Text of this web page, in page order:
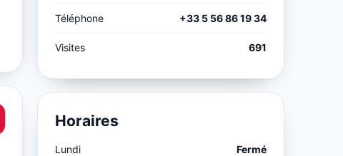
Téléphone +33 5 56 86 19 34
Visites 691
Horaires
Lundi Fermé